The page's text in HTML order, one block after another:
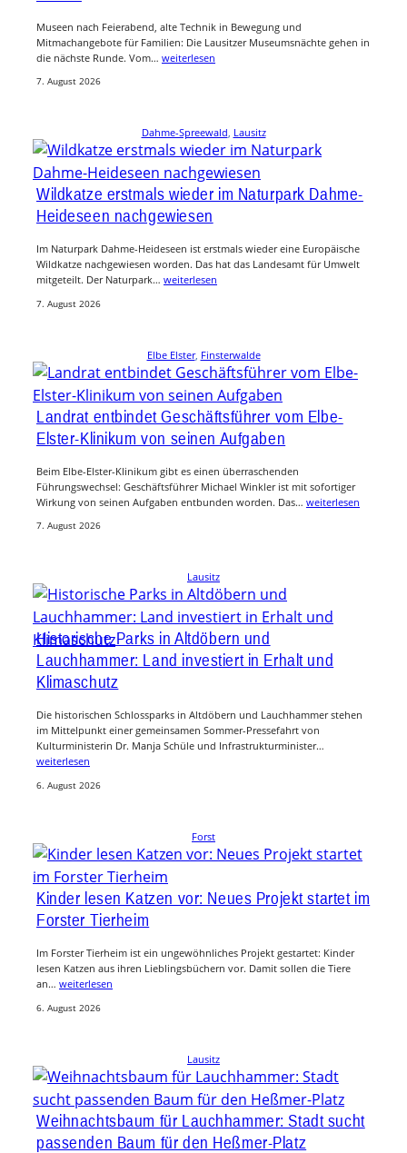
Museen nach Feierabend, alte Technik in Bewegung und
Mitmachangebote für Familien: Die Lausitzer Museumsnächte gehen in
die nächste Runde. Vom… weiterlesen
7. August 2026
Dahme-Spreewald, Lausitz
Wildkatze erstmals wieder im Naturpark Dahme-
Heideseen nachgewiesen
Im Naturpark Dahme-Heideseen ist erstmals wieder eine Europäische
Wildkatze nachgewiesen worden. Das hat das Landesamt für Umwelt
mitgeteilt. Der Naturpark… weiterlesen
7. August 2026
Elbe Elster, Finsterwalde
Landrat entbindet Geschäftsführer vom Elbe-
Elster-Klinikum von seinen Aufgaben
Beim Elbe-Elster-Klinikum gibt es einen überraschenden
Führungswechsel: Geschäftsführer Michael Winkler ist mit sofortiger
Wirkung von seinen Aufgaben entbunden worden. Das… weiterlesen
7. August 2026
Lausitz
Historische Parks in Altdöbern und
Lauchhammer: Land investiert in Erhalt und
Klimaschutz
Die historischen Schlossparks in Altdöbern und Lauchhammer stehen
im Mittelpunkt einer gemeinsamen Sommer-Pressefahrt von
Kulturministerin Dr. Manja Schüle und Infrastrukturminister…
weiterlesen
6. August 2026
Forst
Kinder lesen Katzen vor: Neues Projekt startet im
Forster Tierheim
Im Forster Tierheim ist ein ungewöhnliches Projekt gestartet: Kinder
lesen Katzen aus ihren Lieblingsbüchern vor. Damit sollen die Tiere
an… weiterlesen
6. August 2026
Lausitz
Weihnachtsbaum für Lauchhammer: Stadt sucht
passenden Baum für den Heßmer-Platz